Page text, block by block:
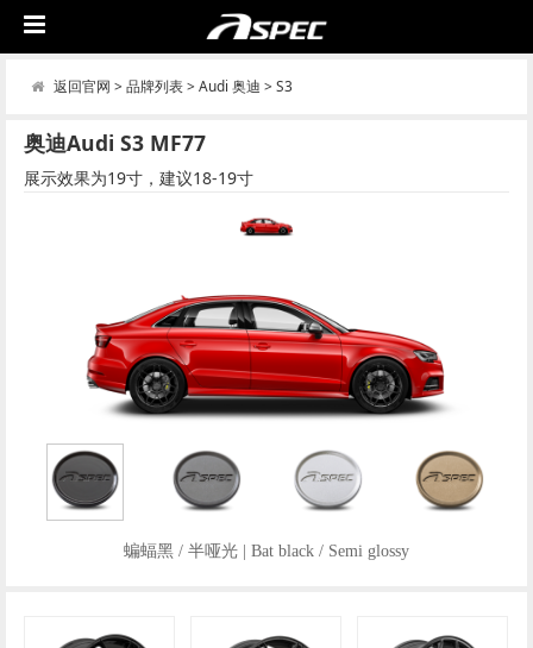
返回官网 > 品牌列表> Audi 奥迪 > S3
奥迪Audi S3 MF77
展示效果为19寸，建议18-19寸
蝙蝠黑 / 半哑光 | Bat black / Semi glossy